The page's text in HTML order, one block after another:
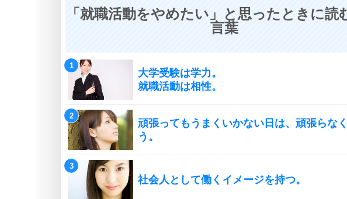
「就職活動をやめたい」と思ったときに読
言葉
大学受験は学力。
就職活動は相性。
頑張ってもうまくいかない日は、頑張らな
う。
社会人として働くイメージを持つ。